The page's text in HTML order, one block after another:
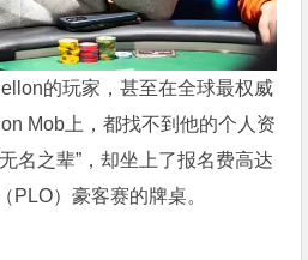
的玩家，甚至在全球最权威
Mob上，都找不到他的个人资
名之辈”，却坐上了报名费高达
PLO）豪客赛的牌桌。